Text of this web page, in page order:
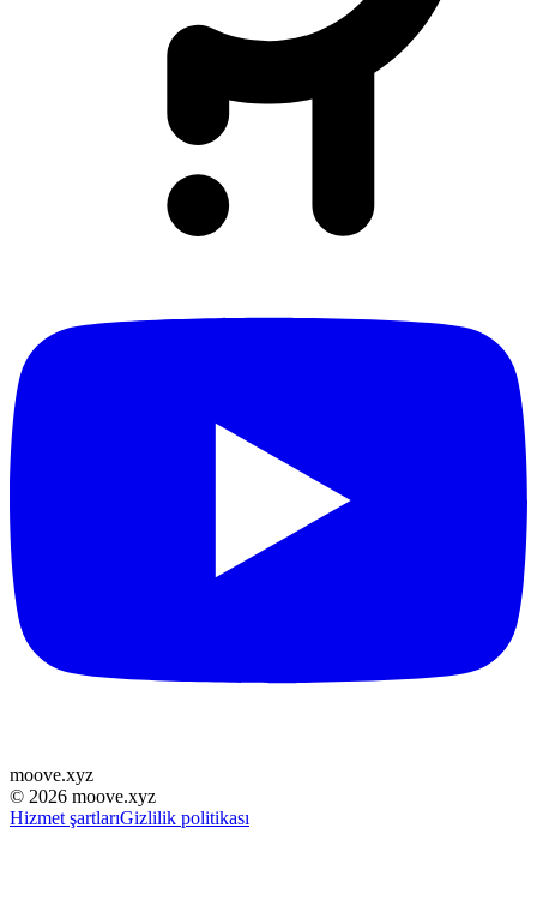
moove.xyz
© 2026 moove.xyz
Hizmet şartlarıGizlilik politikası